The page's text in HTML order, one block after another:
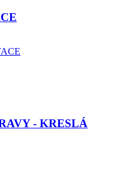
- KRESLÁ